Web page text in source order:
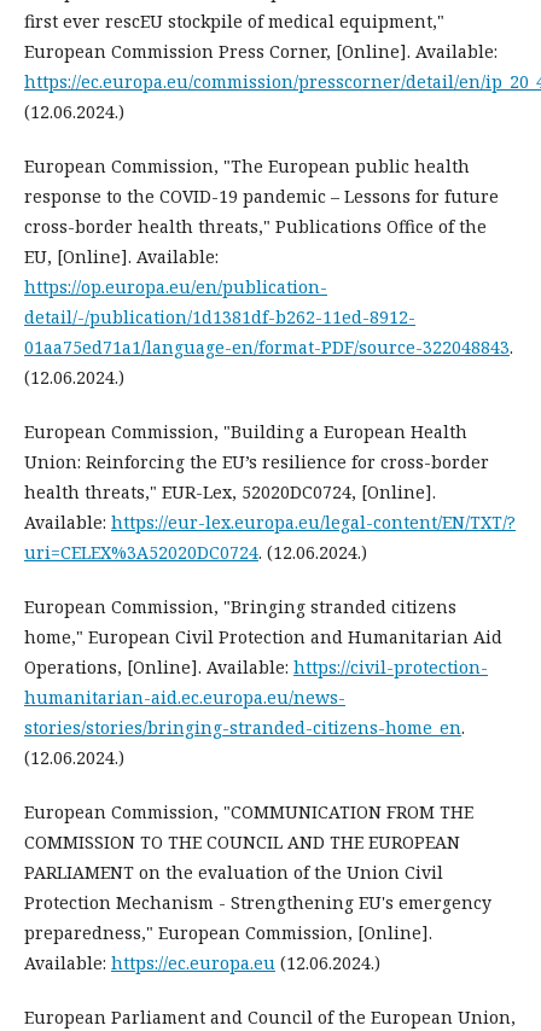
first ever rescEU stockpile of medical equipment,"
European Commission Press Corner, [Online]. Available:
https://ec.europa.eu/commission/presscorner/detail/en/
(12.06.2024.)
European Commission, "The European public health
response to the COVID-19 pandemic – Lessons for future
cross-border health threats," Publications Office of the
EU, [Online]. Available:
https://op.europa.eu/en/publication-
detail/-/publication/1d1381df-b262-11ed-8912-
01aa75ed71a1/language-en/format-PDF/source-322048843.
(12.06.2024.)
European Commission, "Building a European Health
Union: Reinforcing the EU’s resilience for cross-border
health threats," EUR-Lex, 52020DC0724, [Online].
Available: https://eur-lex.europa.eu/legal-content/EN/TXT/?
uri=CELEX%3A52020DC0724. (12.06.2024.)
European Commission, "Bringing stranded citizens
home," European Civil Protection and Humanitarian Aid
Operations, [Online]. Available: https://civil-protection-
humanitarian-aid.ec.europa.eu/news-
stories/stories/bringing-stranded-citizens-home_en.
(12.06.2024.)
European Commission, "COMMUNICATION FROM THE
COMMISSION TO THE COUNCIL AND THE EUROPEAN
PARLIAMENT on the evaluation of the Union Civil
Protection Mechanism - Strengthening EU's emergency
preparedness," European Commission, [Online].
Available: https://ec.europa.eu (12.06.2024.)
European Parliament and Council of the European Union,